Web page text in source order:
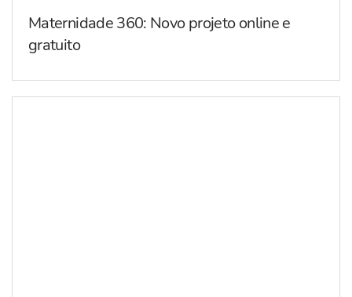
Maternidade 360: Novo projeto online e
gratuito